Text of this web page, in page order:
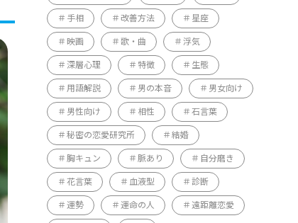
手相 改善方法 星座
映画 歌・曲 浮気
深層心理 特徴 生態
用語解説 男の本音 男女向け
男性向け 相性 石言葉
秘密の恋愛研究所 結婚
胸キュン 脈あり 自分磨き
花言葉 血液型 診断
運勢 運命の人 遠距離恋愛